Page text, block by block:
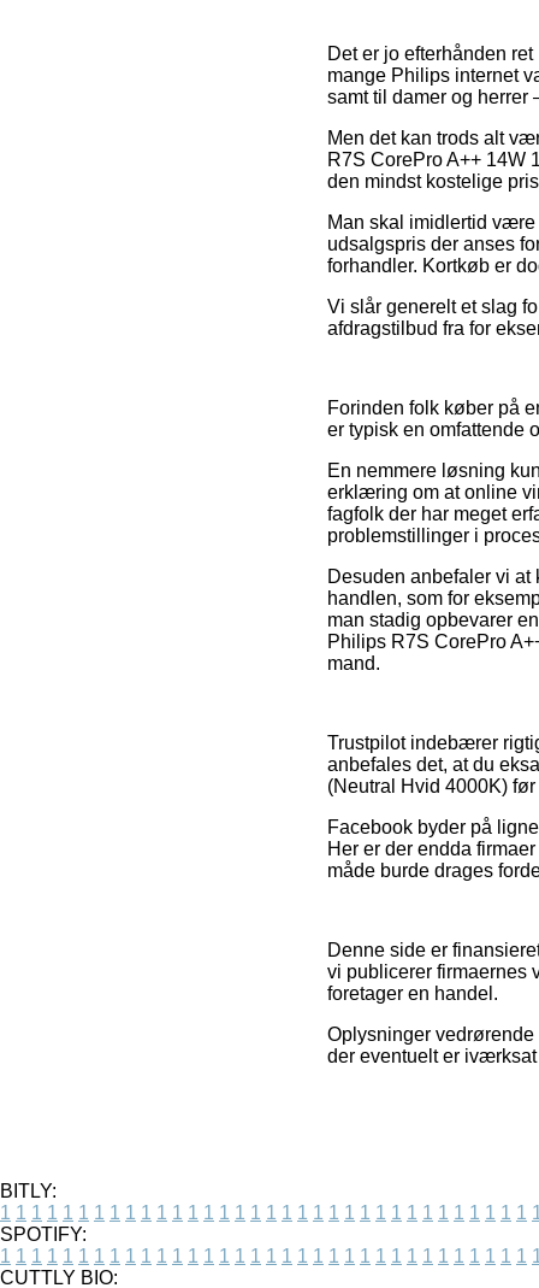
Det er jo efterhånden
mange Philips internet
samt til damer og herrer
Men det kan trods alt
R7S CorePro A++ 14W
den mindst kostelige
Man skal imidlertid
udsalgspris der anses
forhandler. Kortkøb er
Vi slår generelt et slag
afdragstilbud fra for
Forinden folk køber på
er typisk en omfattende
En nemmere løsning
erklæring om at online
fagfolk der har meget
problemstillinger i
Desuden anbefaler vi
handlen, som for
man stadig opbevarer
Philips R7S CorePro
mand.
Trustpilot indebærer
anbefales det, at du
(Neutral Hvid 4000K)
Facebook byder på
Her er der endda
måde burde drages
Denne side er
vi publicerer firmaernes
foretager en handel.
Oplysninger
der eventuelt er
BITLY:
1 1 1 1 1 1 1 1 1 1 1 1 1 1 1 1 1 1 1 1 1 1 1 1 1 1 1 1 1 1 1 1 1 1
SPOTIFY:
1 1 1 1 1 1 1 1 1 1 1 1 1 1 1 1 1 1 1 1 1 1 1 1 1 1 1 1 1 1 1 1 1 1
CUTTLY BIO: